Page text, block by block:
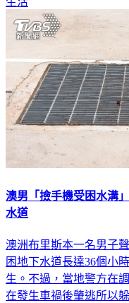
澳男「撿手機受困水溝
水道
澳洲布里斯本一名男子
困地下水道長達36個小
生。不過，當地警方在
在發生車禍後肇逃所以